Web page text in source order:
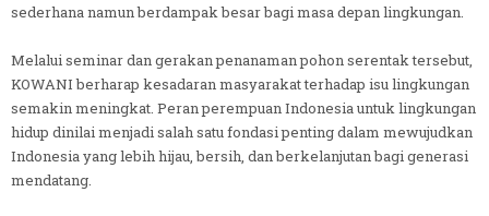
sederhana namun berdampak besar bagi masa depan lingkungan.
Melalui seminar dan gerakan penanaman pohon serentak tersebut,
KOWANI berharap kesadaran masyarakat terhadap isu lingkungan
semakin meningkat. Peran perempuan Indonesia untuk lingkungan
hidup dinilai menjadi salah satu fondasi penting dalam mewujudkan
Indonesia yang lebih hijau, bersih, dan berkelanjutan bagi generasi
mendatang.